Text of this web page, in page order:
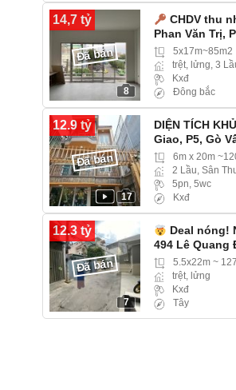
14,7 tỷ
8
Đã bán
CHDV thu
Phan Văn Trị,
5x17m~85m2
trệt, lửng, 3
Kxđ
Đông bắc
12.9 tỷ
17
Đã bán
DIỆN TÍCH
Giao, P5, Gò
6m x 20m
2 Lầu, Sân
5pn, 5wc
Kxđ
12.3 tỷ
7
Đã bán
Deal nóng!
494 Lê Quang
5.5x22m ~
trệt, lửng
Kxđ
Tây